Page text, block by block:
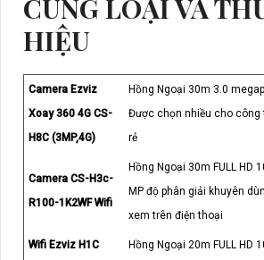
CÙNG LOẠI VÀ
HIỆU
Camera Ezviz
Xoay 360 4G CS-
H8C (3MP,4G)
Hồng Ngoại 30m 3.0
Được chọn nhiều cho công
rẻ
Camera CS-H3c-
R100-1K2WF Wifi
Hồng Ngoại 30m FULL HD
MP độ phân giải khuyên
xem trên điện thoại
Wifi Ezviz H1C
Hồng Ngoại 20m FULL HD